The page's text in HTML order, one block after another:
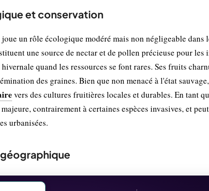
et conservation
un rôle écologique modéré mais non négligeable dans
une source de nectar et de pollen précieuse pour
quand les ressources se font rares. Ses fruits
des graines. Bien que non menacé à l'état
vers des cultures fruitières locales et durables. En tant
contrairement à certaines espèces invasives, et
urbanisées.